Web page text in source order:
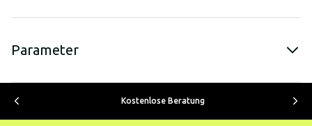
Parameter
Kostenlose Beratung